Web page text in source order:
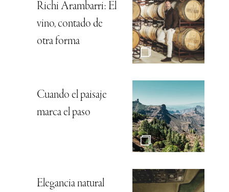
Richi Arambarri: El
vino, contado de
otra forma
Cuando el paisaje
marca el paso
Elegancia natural